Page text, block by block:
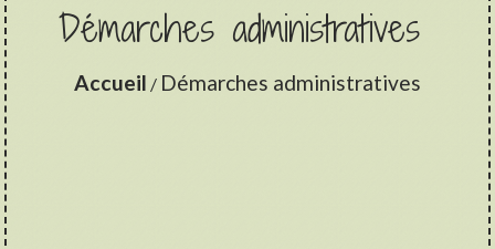
Démarches administratives
Accueil / Démarches administratives